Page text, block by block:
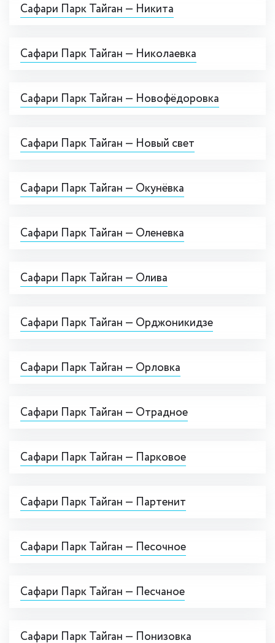
Сафари Парк Тайган — Никита
Сафари Парк Тайган — Николаевка
Сафари Парк Тайган — Новофёдоровка
Сафари Парк Тайган — Новый свет
Сафари Парк Тайган — Окунёвка
Сафари Парк Тайган — Оленевка
Сафари Парк Тайган — Олива
Сафари Парк Тайган — Орджоникидзе
Сафари Парк Тайган — Орловка
Сафари Парк Тайган — Отрадное
Сафари Парк Тайган — Парковое
Сафари Парк Тайган — Партенит
Сафари Парк Тайган — Песочное
Сафари Парк Тайган — Песчаное
Сафари Парк Тайган — Понизовка